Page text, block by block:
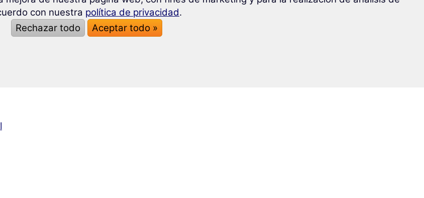
con nuestra política de privacidad.
Rechazar todo
Aceptar todo »